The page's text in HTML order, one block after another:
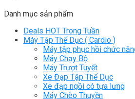
Danh mục sản phẩm
Deals HOT Trong Tuần
Máy Tập Thể Dục ( Cardio )
Máy tập phục hồi chức
Máy Chạy Bộ
Máy Trượt Tuyết
Xe Đạp Tập Thể Dục
Xe đạp ngồi có tựa lưng
Máy Chèo Thuyền